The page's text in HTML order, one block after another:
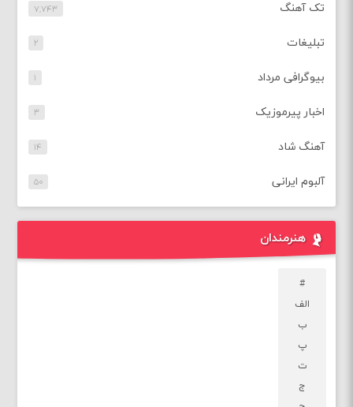
تک آهنگ ۷,۷۴۳
تبلیغات ۲
بیوگرافی مرداد ۱
اخبار پیرموزیک ۳
آهنگ شاد ۱۴
آلبوم ایرانی ۵۰
هنرمندان
#
الف
ب
پ
ت
ج